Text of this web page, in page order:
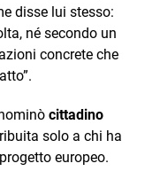
disse lui stesso:
né secondo un
concrete che
cittadino
solo a chi ha
europeo.